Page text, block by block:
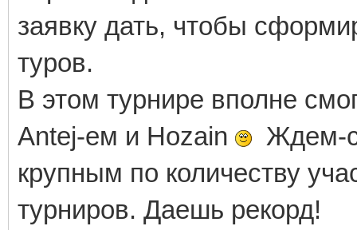
заявку дать, чтобы
туров.
В этом турнире вполне
Аntej-ем и Hozain
Ждем-
крупным по количеству
турниров. Даешь рекорд!